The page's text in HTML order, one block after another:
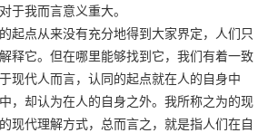
于我而言意义重大。
起点从来没有充分地得到大家界定，人们只
释它。但在哪里能够找到它，我们有着一致
现代人而言，认同的起点就在人的自身中
却认为在人的自身之外。我所称之为的现
现代理解方式，总而言之，就是指人们在自